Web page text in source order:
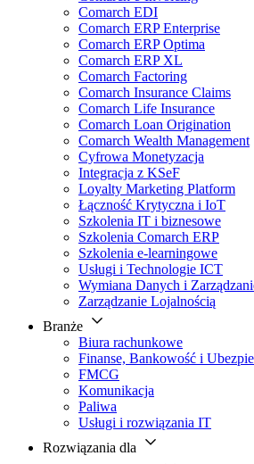
Comarch EDI
Comarch ERP Enterprise
Comarch ERP Optima
Comarch ERP XL
Comarch Factoring
Comarch Insurance Claims
Comarch Life Insurance
Comarch Loan Origination
Comarch Wealth Management
Cyfrowa Monetyzacja
Integracja z KSeF
Loyalty Marketing Platform
Łączność Krytyczna i IoT
Szkolenia IT i biznesowe
Szkolenia Comarch ERP
Szkolenia e-learningowe
Usługi i Technologie ICT
Wymiana Danych i
Zarządzanie Lojalnością
Branże
Biura rachunkowe
Finanse, Bankowość i
FMCG
Komunikacja
Paliwa
Usługi i rozwiązania IT
Rozwiązania dla